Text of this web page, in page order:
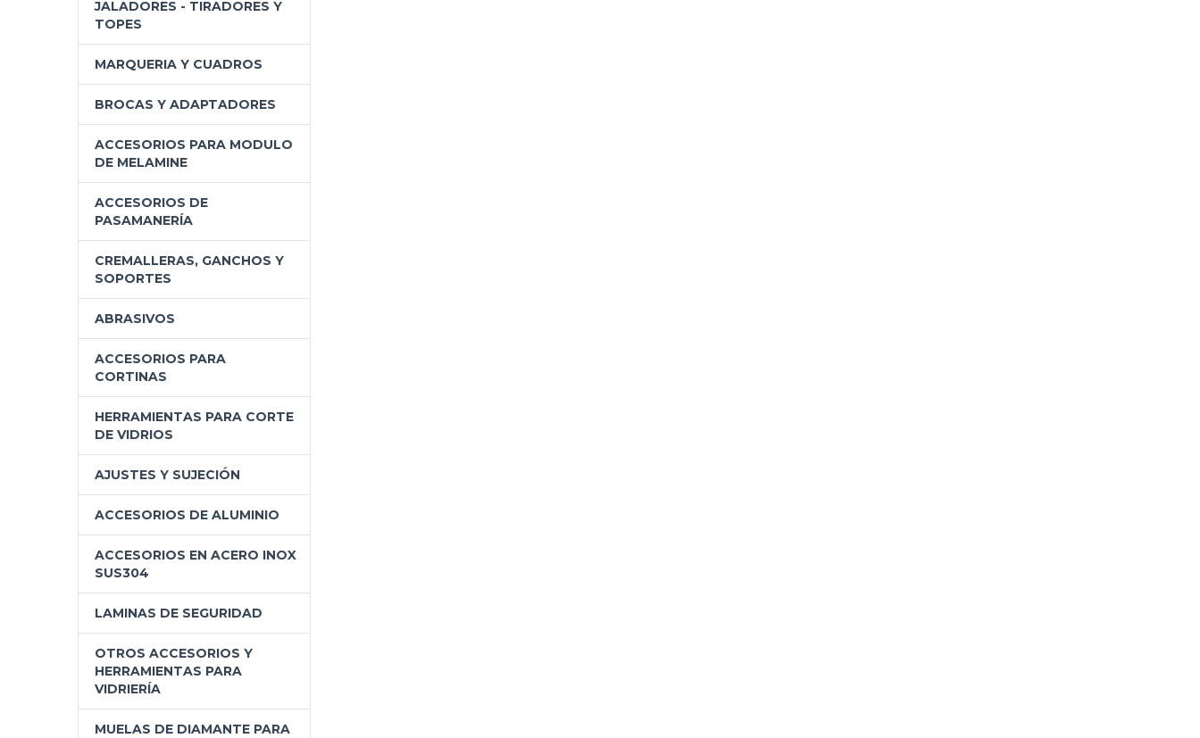
JALADORES - TIRADORES Y
TOPES
MARQUERIA Y CUADROS
BROCAS Y ADAPTADORES
ACCESORIOS PARA MODULO
DE MELAMINE
ACCESORIOS DE
PASAMANERÍA
CREMALLERAS, GANCHOS Y
SOPORTES
ABRASIVOS
ACCESORIOS PARA
CORTINAS
HERRAMIENTAS PARA CORTE
DE VIDRIOS
AJUSTES Y SUJECIÓN
ACCESORIOS DE ALUMINIO
ACCESORIOS EN ACERO INOX
SUS304
LAMINAS DE SEGURIDAD
OTROS ACCESORIOS Y
HERRAMIENTAS PARA
VIDRIERÍA
MUELAS DE DIAMANTE PARA